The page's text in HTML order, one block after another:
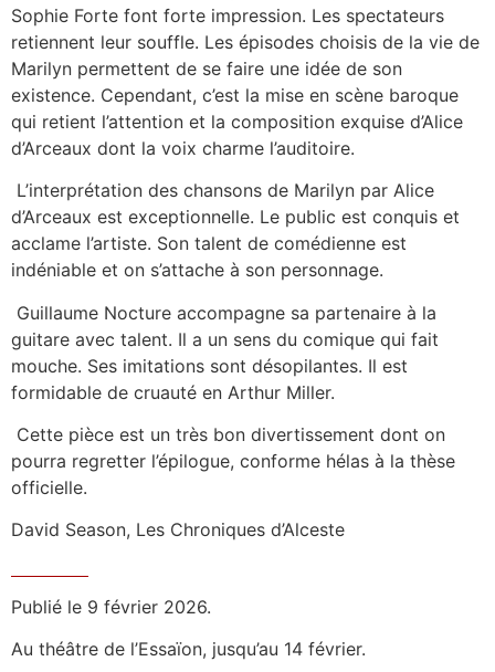
Sophie Forte font forte impression. Les spectateurs
retiennent leur souffle. Les épisodes choisis de la vie de
Marilyn permettent de se faire une idée de son
existence. Cependant, c’est la mise en scène baroque
qui retient l’attention et la composition exquise d’Alice
d’Arceaux dont la voix charme l’auditoire.
L’interprétation des chansons de Marilyn par Alice
d’Arceaux est exceptionnelle. Le public est conquis et
acclame l’artiste. Son talent de comédienne est
indéniable et on s’attache à son personnage.
Guillaume Nocture accompagne sa partenaire à la
guitare avec talent. Il a un sens du comique qui fait
mouche. Ses imitations sont désopilantes. Il est
formidable de cruauté en Arthur Miller.
Cette pièce est un très bon divertissement dont on
pourra regretter l’épilogue, conforme hélas à la thèse
officielle.
David Season, Les Chroniques d’Alceste
Publié le 9 février 2026.
Au théâtre de l’Essaïon, jusqu’au 14 février.